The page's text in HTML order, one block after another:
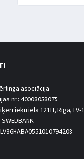
asociācija
nr.: 40008058075
iela 121H, Rīga, LV-